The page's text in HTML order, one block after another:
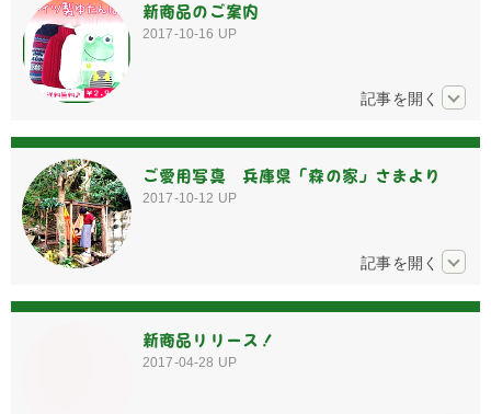
新商品のご案内
2017-10-16 UP
ご愛用写真 兵庫県「森の家」さまより
2017-10-12 UP
新商品リリース！
2017-04-28 UP